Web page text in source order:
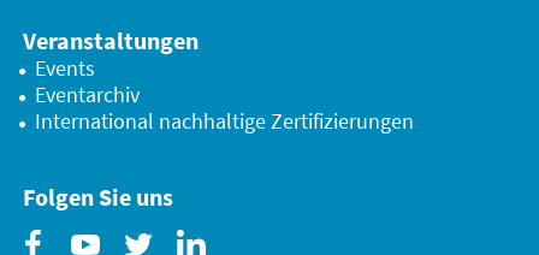
Veranstaltungen
Events
Eventarchiv
International nachhaltige Zertifizierungen
Folgen Sie uns